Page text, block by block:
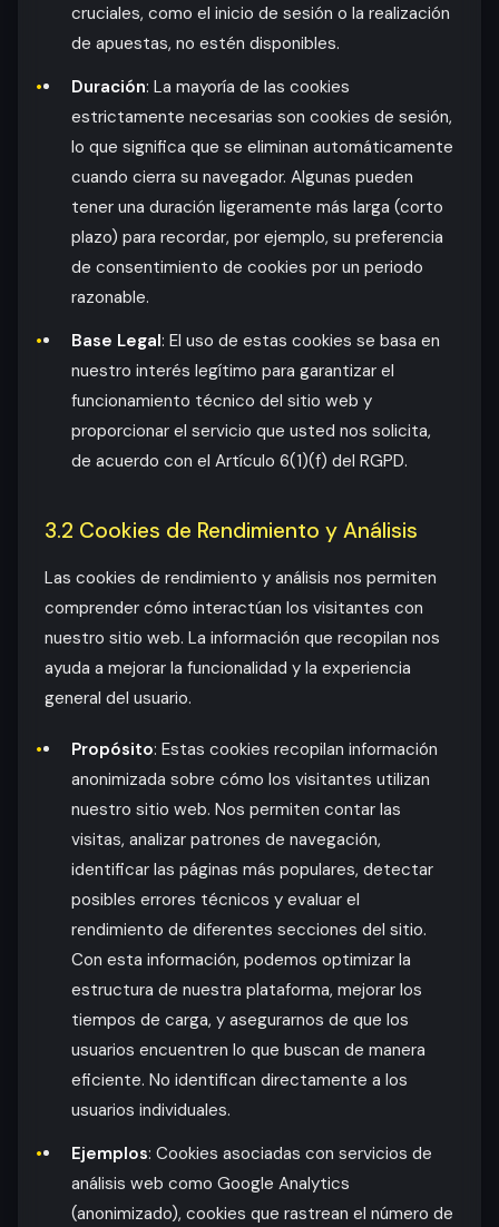
cruciales, como el inicio de sesión o la realización
de apuestas, no estén disponibles.
Duración: La mayoría de las cookies
estrictamente necesarias son cookies de sesión,
lo que significa que se eliminan automáticamente
cuando cierra su navegador. Algunas pueden
tener una duración ligeramente más larga (corto
plazo) para recordar, por ejemplo, su preferencia
de consentimiento de cookies por un periodo
razonable.
Base Legal: El uso de estas cookies se basa en
nuestro interés legítimo para garantizar el
funcionamiento técnico del sitio web y
proporcionar el servicio que usted nos solicita,
de acuerdo con el Artículo 6(1)(f) del RGPD.
3.2 Cookies de Rendimiento y Análisis
Las cookies de rendimiento y análisis nos permiten
comprender cómo interactúan los visitantes con
nuestro sitio web. La información que recopilan nos
ayuda a mejorar la funcionalidad y la experiencia
general del usuario.
Propósito: Estas cookies recopilan información
anonimizada sobre cómo los visitantes utilizan
nuestro sitio web. Nos permiten contar las
visitas, analizar patrones de navegación,
identificar las páginas más populares, detectar
posibles errores técnicos y evaluar el
rendimiento de diferentes secciones del sitio.
Con esta información, podemos optimizar la
estructura de nuestra plataforma, mejorar los
tiempos de carga, y asegurarnos de que los
usuarios encuentren lo que buscan de manera
eficiente. No identifican directamente a los
usuarios individuales.
Ejemplos: Cookies asociadas con servicios de
análisis web como Google Analytics
(anonimizado), cookies que rastrean el número de